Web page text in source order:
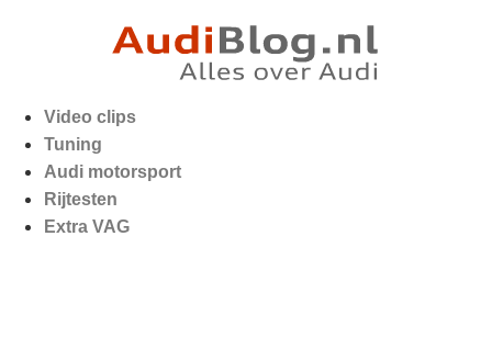
Video clips
Tuning
Audi motorsport
Rijtesten
Extra VAG